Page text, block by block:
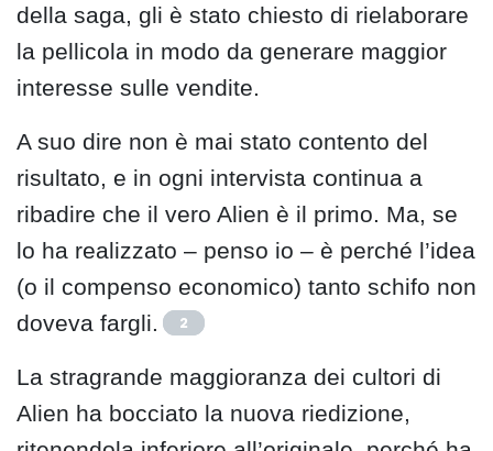
della saga, gli è stato chiesto di rielaborare
la pellicola in modo da generare maggior
interesse sulle vendite.
A suo dire non è mai stato contento del
risultato, e in ogni intervista continua a
ribadire che il vero Alien è il primo. Ma, se
lo ha realizzato – penso io – è perché l’idea
(o il compenso economico) tanto schifo non
doveva fargli.
2
La stragrande maggioranza dei cultori di
Alien ha bocciato la nuova riedizione,